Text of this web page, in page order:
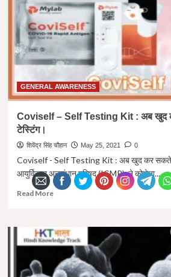
GENERAL AWARENESS
Coviself – Self Testing Kit : अब खुद
टेस्टिंग।
शिवेंद्र सिंह चौहान May 25, 2021 0
Coviself - Self Testing Kit : अब खुद कर सकते है
आयुर्विज्ञान अनुसंधान परिषद (ICMR) ने कोरोना...
Read MoreRead
–
Self
Testing
Kit